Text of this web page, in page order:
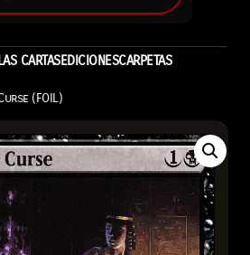
CARTASEDICIONESCARPETAS
(FOIL)